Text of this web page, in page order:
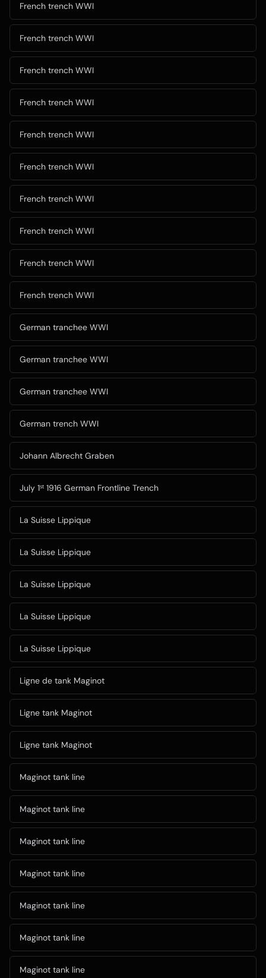
French trench WWI
French trench WWI
French trench WWI
French trench WWI
French trench WWI
French trench WWI
French trench WWI
French trench WWI
French trench WWI
French trench WWI
German tranchee WWI
German tranchee WWI
German tranchee WWI
German trench WWI
Johann Albrecht Graben
July 1ˢᵗ 1916 German Frontline Trench
La Suisse Lippique
La Suisse Lippique
La Suisse Lippique
La Suisse Lippique
La Suisse Lippique
Ligne de tank Maginot
Ligne tank Maginot
Ligne tank Maginot
Maginot tank line
Maginot tank line
Maginot tank line
Maginot tank line
Maginot tank line
Maginot tank line
Maginot tank line